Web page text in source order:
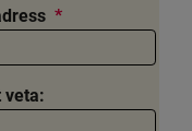
*(obligatorisk)
veta: